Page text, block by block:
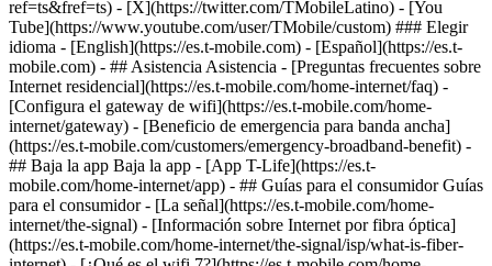
ref=ts&fref=ts) - [X](https://twitter.com/TMobileLatino) - [You
Tube](https://www.youtube.com/user/TMobile/custom) ### Elegir
idioma - [English](https://es.t-mobile.com) - [Español](https://es.t-
mobile.com) - ## Asistencia Asistencia - [Preguntas frecuentes sobre
Internet residencial](https://es.t-mobile.com/home-internet/faq) -
[Configura el gateway de wifi](https://es.t-mobile.com/home-
internet/gateway) - [Beneficio de emergencia para banda ancha]
(https://es.t-mobile.com/customers/emergency-broadband-benefit) -
## Baja la app Baja la app - [App T-Life](https://es.t-
mobile.com/home-internet/app) - ## Guías para el consumidor Guías
para el consumidor - [La señal](https://es.t-mobile.com/home-
internet/the-signal) - [Información sobre Internet por fibra óptica]
(https://es.t-mobile.com/home-internet/the-signal/isp/what-is-fiber-